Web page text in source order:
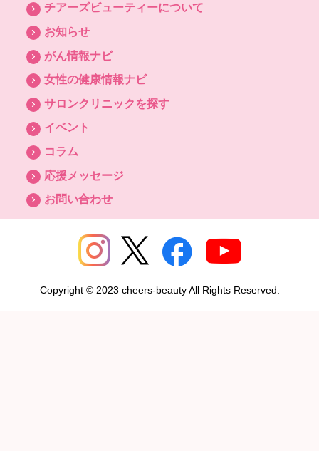
チアーズビューティーについて
お知らせ
がん情報ナビ
女性の健康情報ナビ
サロンクリニックを探す
イベント
コラム
応援メッセージ
お問い合わせ
Copyright © 2023 cheers-beauty All Rights Reserved.